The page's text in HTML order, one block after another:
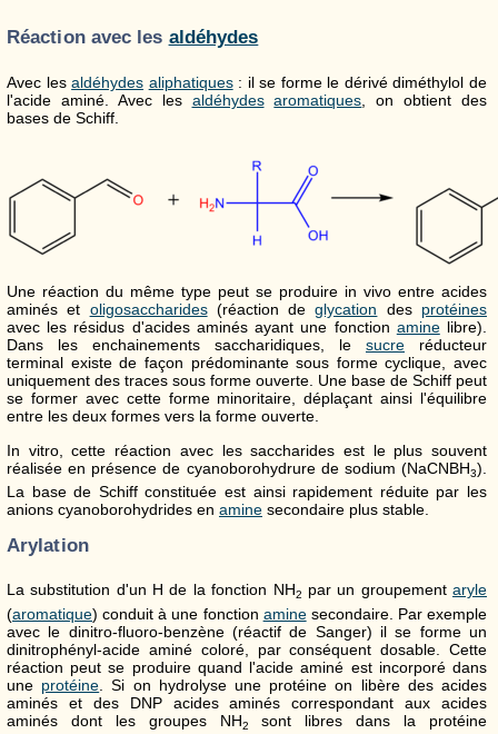
Réaction avec les aldéhydes
Avec lesaldéhydes aliphatiques: il se forme le dérivé diméthylol de
l'acide aminé. Avec les aldéhydes aromatiques , on obtient des
bases de Schiff.
Une réaction du même type peut se produire in vivo entre acides
aminés et oligosaccharides(réaction deglycation des protéines
avec les résidus d'acides aminés ayant une fonction aminelibre).
Dans les enchainements saccharidiques, le sucre réducteur
terminal existe de façon prédominante sous forme cyclique, avec
uniquement des traces sous forme ouverte. Une base de Schiff peut
se former avec cette forme minoritaire, déplaçant ainsi l'équilibre
entre les deux formes vers la forme ouverte.
In vitro, cette réaction avec les saccharides est le plus souvent
réalisée en présence de cyanoborohydrure de sodium (NaCNBH3).
La base de Schiff constituée est ainsi rapidement réduite par les
anions cyanoborohydrides en amine secondaire plus stable.
Arylation
La substitution d'un H de la fonction NH2 par un groupementaryle
(aromatique) conduit à une fonction aminesecondaire. Par exemple
avec le dinitro-fluoro-benzène (réactif de Sanger) il se forme un
dinitrophényl-acide aminé coloré, par conséquent dosable. Cette
réaction peut se produire quand l'acide aminé est incorporé dans
une protéine . Si on hydrolyse une protéine on libère des acides
aminés et des DNP acides aminés correspondant aux acides
aminés dont les groupes NH2
sont libres dans la protéine